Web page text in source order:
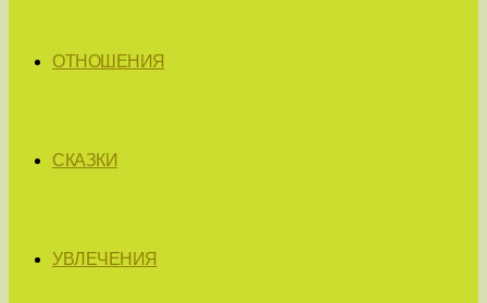
ОТНОШЕНИЯ
СКАЗКИ
УВЛЕЧЕНИЯ